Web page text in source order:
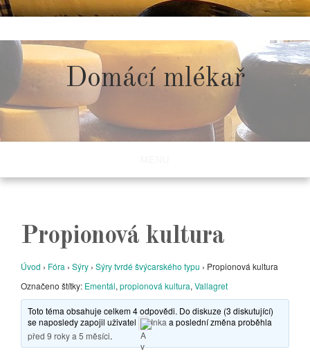
to
content
Domácí mlékař
Propionová kultura
Úvod › Fóra › Sýry › Sýry tvrdé švýcarského typu › Propionová kultura
Označeno štítky: Ementál, propionová kultura, Vallagret
Toto téma obsahuje celkem 4 odpovědi. Do diskuze (3 diskutující)
se naposledy zapojil uživatel
Inka a poslední změna proběhla
před 9 roky a 5 měsíci.